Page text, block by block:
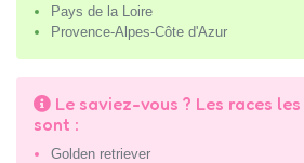
Pays de la Loire
Provence-Alpes-Côte d'Azur
Le saviez-vous ? Les races
sont :
Golden retriever